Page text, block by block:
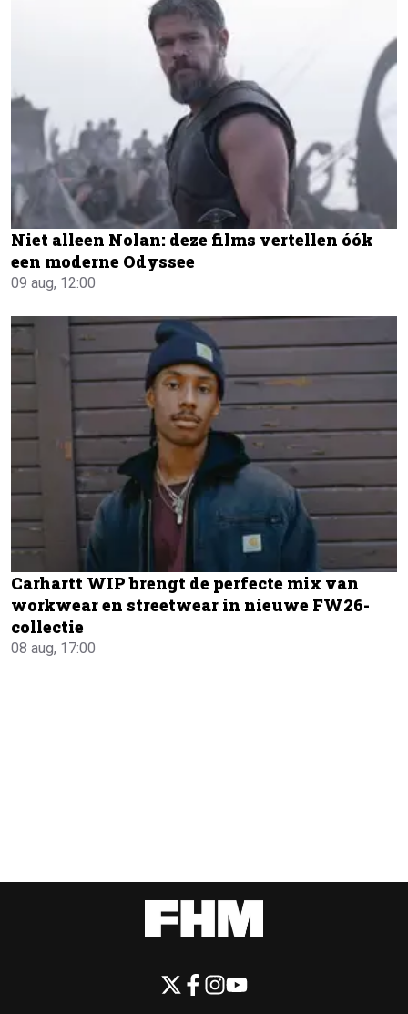
Niet alleen Nolan: deze films vertellen óók
een moderne Odyssee
09 aug, 12:00
Carhartt WIP brengt de perfecte mix van
workwear en streetwear in nieuwe FW26-
collectie
08 aug, 17:00